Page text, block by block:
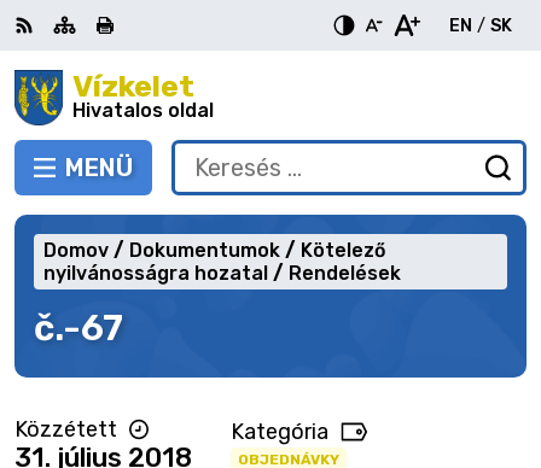
Ugrás
a
tartalomraVízkelet
Hivatalos oldal
VÁLTÁS
MENÜ
RSS Oldaltérkép
Nyomtatás
EN
English
/ SK
Keresés:
be
a
č.-67
Domov Dokumentumok
Kötelező
nyilvánosságra hozatal
Rendelések
Közzétett
31. július 2018
Kategória
OBJEDNÁVKY